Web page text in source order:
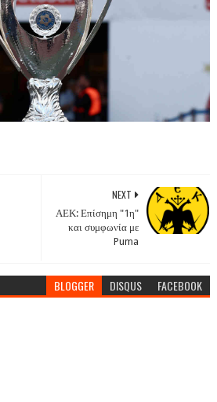
NEXT
ΑΕΚ: Επίσημη "1η"
και συμφωνία με
Puma
BLOGGER DISQUS FACEBOOK